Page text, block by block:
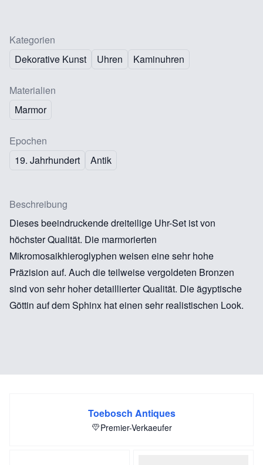
Kategorien
Dekorative Kunst
Uhren Kaminuhren
Materialien
Marmor
Epochen
19. Jahrhundert
Antik
Beschreibung
Dieses beeindruckende dreiteilige Uhr-Set ist von
höchster Qualität. Die marmorierten
Mikromosaikhieroglyphen weisen eine sehr hohe
Präzision auf. Auch die teilweise vergoldeten Bronzen
sind von sehr hoher detaillierter Qualität. Die ägyptische
Göttin auf dem Sphinx hat einen sehr realistischen Look.
Toebosch Antiques
Premier-Verkaeufer